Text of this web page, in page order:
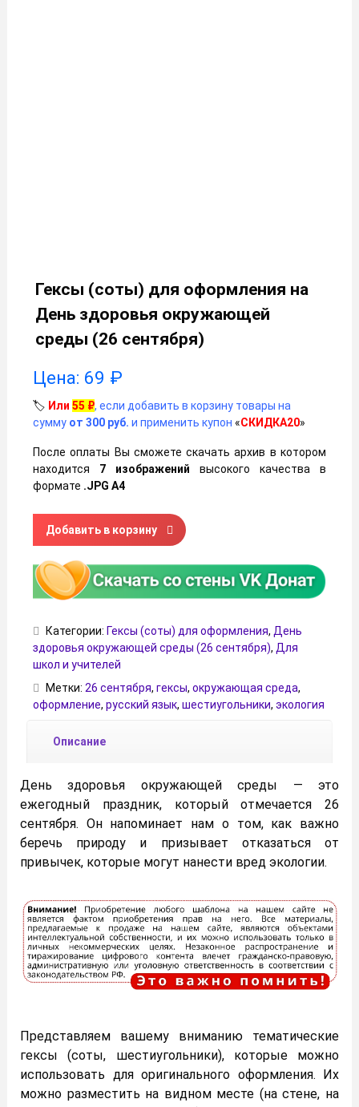
Гексы (соты) для оформления на
День здоровья окружающей
среды (26 сентября)
Цена: 69 ₽
🏷️ Или 55 ₽, если добавить в корзину товары на
сумму от 300 руб. и применить купон «СКИДКА20»
После оплаты Вы сможете скачать архив в котором
находится 7 изображений высокого качества в
формате .JPG А4
Количество товара Гексы (соты) для оформления на
Добавить в корзину
Категории: Гексы (соты) для оформления, День
здоровья окружающей среды (26 сентября), Для
школ и учителей
Метки: 26 сентября, гексы, окружающая среда,
оформление, русский язык, шестиугольники, экология
Описание
День здоровья окружающей среды — это
ежегодный праздник, который отмечается 26
сентября. Он напоминает нам о том, как важно
беречь природу и призывает отказаться от
привычек, которые могут нанести вред экологии.
Представляем вашему вниманию тематические
гексы (соты, шестиугольники), которые можно
использовать для оригинального оформления. Их
можно разместить на видном месте (на стене, на